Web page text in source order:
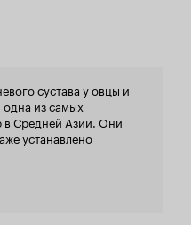
сустава у овцы и
из самых
в Средней Азии. Они
устанавлено